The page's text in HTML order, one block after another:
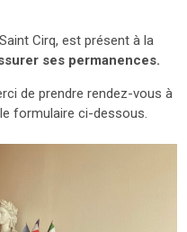
Cirq, est présent à la
ses permanences.
de prendre rendez-vous à
formulaire ci-dessous.